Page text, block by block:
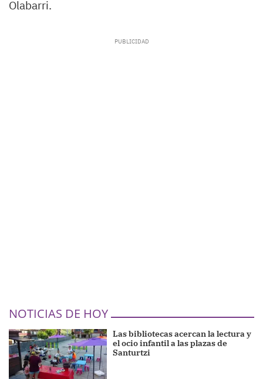
Olabarri.
NOTICIAS DE HOY
Las bibliotecas acercan la lectura y
el ocio infantil a las plazas de
Santurtzi